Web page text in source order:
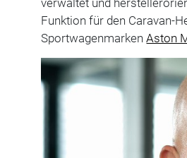
Funktion für den Caravan-
SportwagenmarkenAston